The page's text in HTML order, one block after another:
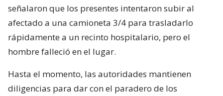
señalaron que los presentes intentaron subir al
afectado a una camioneta 3/4 para trasladarlo
rápidamente a un recinto hospitalario, pero el
hombre falleció en el lugar.
Hasta el momento, las autoridades mantienen
diligencias para dar con el paradero de los